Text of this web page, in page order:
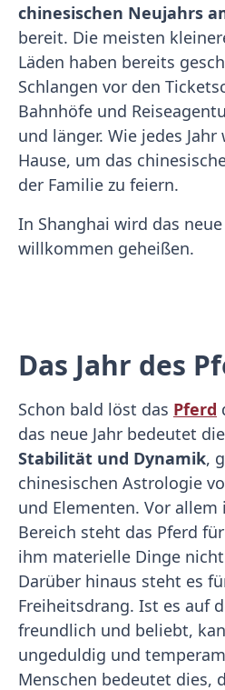
chinesischen Neujahrs
bereit. Die meisten
Läden haben bereits
Schlangen vor den
Bahnhöfe und
und länger. Wie jedes
Hause, um das
der Familie zu feiern.
In Shanghai wird das
willkommen geheißen.
Das Jahr des
Schon bald löst das Pferd
das neue Jahr bedeutet
Stabilität und Dynamik,
chinesischen Astrologie
und Elementen. Vor
Bereich steht das Pferd
ihm materielle Dinge
Darüber hinaus steht es
Freiheitsdrang. Ist es auf
freundlich und beliebt,
ungeduldig und
Menschen bedeutet dies,